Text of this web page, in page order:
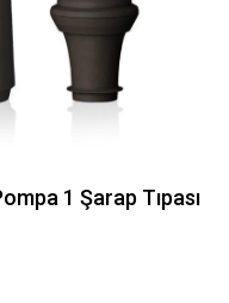
1 Şarap Tıpası